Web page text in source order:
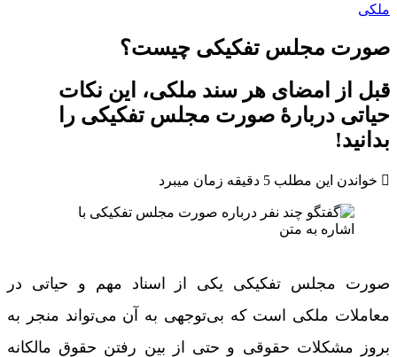
ملکی
صورت مجلس تفکیکی چیست؟
قبل از امضای هر سند ملکی، این نکات
حیاتی دربارۀ صورت مجلس تفکیکی را
بدانید!
خواندن این مطلب 5 دقیقه زمان میبرد
صورت مجلس تفکیکی یکی از اسناد مهم و حیاتی در
معاملات ملکی است که بی‌توجهی به آن می‌تواند منجر به
بروز مشکلات حقوقی و حتی از بین رفتن حقوق مالکانه